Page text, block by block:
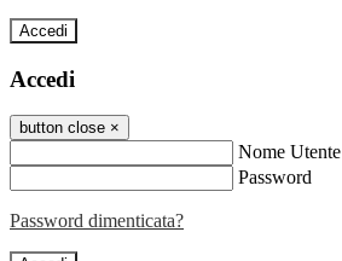
Accedi
Accedi
button close ×
Nome Utente
Password
Password dimenticata?